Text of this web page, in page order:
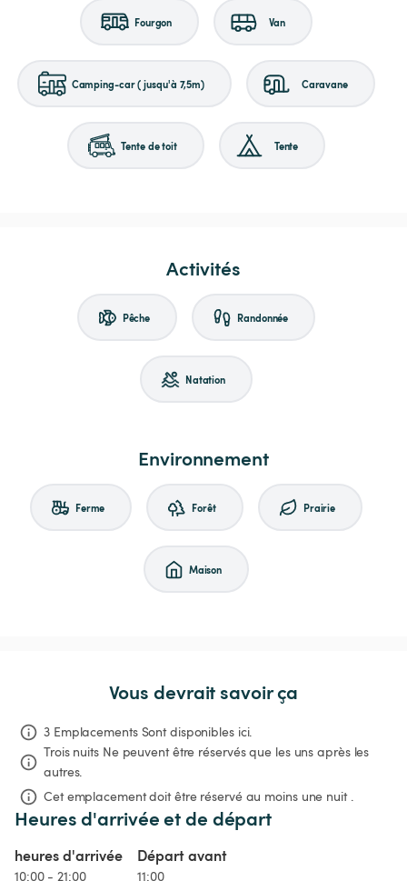
Fourgon Van
Camping-car (jusqu'à 7,5m) Caravane
Tente de toit Tente
Activités
Pêche Randonnée
Natation
Environnement
Ferme Forêt Prairie
Maison
Vous devrait savoir ça
3 Emplacements Sont disponibles ici.
Trois nuits Ne peuvent être réservés que les uns après les
autres.
Cet emplacement doit être réservé au moins une nuit .
Heures d'arrivée et de départ
heures d'arrivée
10:00 - 21:00
Départ avant
11:00